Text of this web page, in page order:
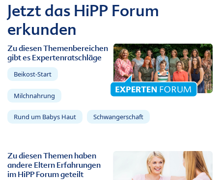
Jetzt das HiPP Forum
erkunden
Zu diesen Themenbereichen
gibt es Expertenratschläge
Beikost-Start
Milchnahrung
Rund um Babys Haut Schwangerschaft
Zu diesen Themen haben
andere Eltern Erfahrungen
im HiPP Forum geteilt